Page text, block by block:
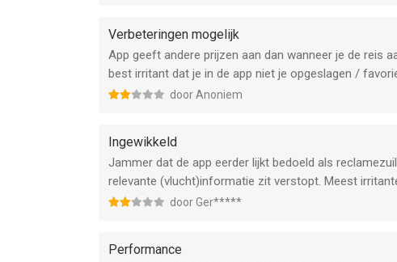
Verbeteringen mogelijk
App geeft andere prijzen aan dan wanneer je de reis
best irritant dat je in de app niet je opgeslagen /
door Anoniem
Ingewikkeld
Jammer dat de app eerder lijkt bedoeld als
relevante (vlucht)informatie zit verstopt. Meest
door Ger*****
Performance